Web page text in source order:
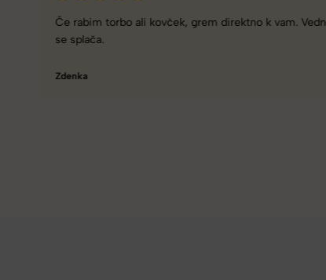
Zelo dobra trgovina za torbe in kovčke, z veliko izbire,
različnimi znamkami in dobrimi popusti/akcijami.
Tamara